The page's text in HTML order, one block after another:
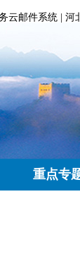
云邮件系统 河
重点专